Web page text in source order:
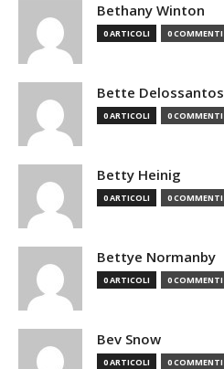
Bethany Winton
0 ARTICOLI 0 COMMENTI
Bette Delossantos
0 ARTICOLI 0 COMMENTI
Betty Heinig
0 ARTICOLI 0 COMMENTI
Bettye Normanby
0 ARTICOLI 0 COMMENTI
Bev Snow
0 ARTICOLI 0 COMMENTI